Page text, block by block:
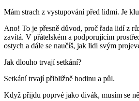
Mám strach z vystupování před lidmi. Je
Ano! To je přesně důvod, proč řada lidí z
zavítá. V přátelském a podporujícím
ostych a dále se naučíš, jak lidi svým
Jak dlouho trvají setkání?
Setkání trvají přibližně hodinu a půl.
Když přijdu poprvé jako divák, musím se